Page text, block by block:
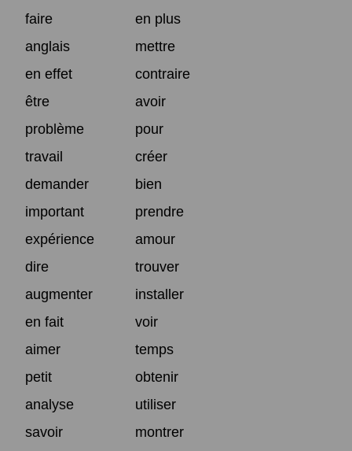
faire
en plus
anglais
mettre
en effet
contraire
être
avoir
problème
pour
travail
créer
demander
bien
important
prendre
expérience
amour
dire
trouver
augmenter
installer
en fait
voir
aimer
temps
petit
obtenir
analyse
utiliser
savoir
montrer